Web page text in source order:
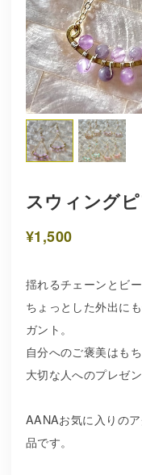
スウィング
¥1,500
揺れるチェーンとビ
ちょっとした外出に
ガント。
自分へのご褒美はも
大切な人へのプレゼ
AANAお気に入りの
品です。